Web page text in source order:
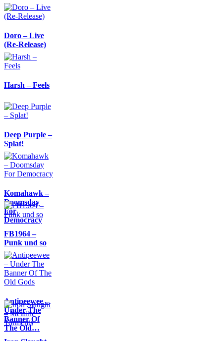
Doro – Live
(Re-Release)
Harsh – Feels
Deep Purple –
Splat!
Komahawk –
Doomsday
For
Democracy
FB1964 –
Punk und so
Antipeewee –
Under The
Banner Of
The Old…